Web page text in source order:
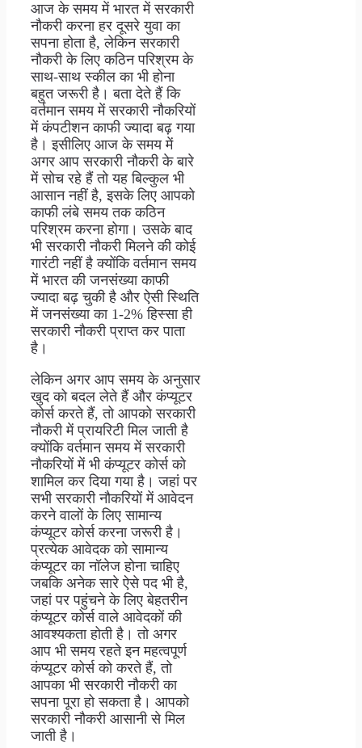
आज के समय में भारत में सरकारी
नौकरी करना हर दूसरे युवा का
सपना होता है, लेकिन सरकारी
नौकरी के लिए कठिन परिश्रम के
साथ-साथ स्कील का भी होना
बहुत जरूरी है। बता देते हैं कि
वर्तमान समय में सरकारी नौकरियों
में कंपटीशन काफी ज्यादा बढ़ गया
है। इसीलिए आज के समय में
अगर आप सरकारी नौकरी के बारे
में सोच रहे हैं तो यह बिल्कुल भी
आसान नहीं है, इसके लिए आपको
काफी लंबे समय तक कठिन
परिश्रम करना होगा। उसके बाद
भी सरकारी नौकरी मिलने की कोई
गारंटी नहीं है क्योंकि वर्तमान समय
में भारत की जनसंख्या काफी
ज्यादा बढ़ चुकी है और ऐसी स्थिति
में जनसंख्या का 1-2% हिस्सा ही
सरकारी नौकरी प्राप्त कर पाता
है।
लेकिन अगर आप समय के अनुसार
खुद को बदल लेते हैं और कंप्यूटर
कोर्स करते हैं, तो आपको सरकारी
नौकरी में प्रायरिटी मिल जाती है
क्योंकि वर्तमान समय में सरकारी
नौकरियों में भी कंप्यूटर कोर्स को
शामिल कर दिया गया है। जहां पर
सभी सरकारी नौकरियों में आवेदन
करने वालों के लिए सामान्य
कंप्यूटर कोर्स करना जरूरी है।
प्रत्येक आवेदक को सामान्य
कंप्यूटर का नॉलेज होना चाहिए
जबकि अनेक सारे ऐसे पद भी है,
जहां पर पहुंचने के लिए बेहतरीन
कंप्यूटर कोर्स वाले आवेदकों की
आवश्यकता होती है। तो अगर
आप भी समय रहते इन महत्वपूर्ण
कंप्यूटर कोर्स को करते हैं, तो
आपका भी सरकारी नौकरी का
सपना पूरा हो सकता है। आपको
सरकारी नौकरी आसानी से मिल
जाती है।